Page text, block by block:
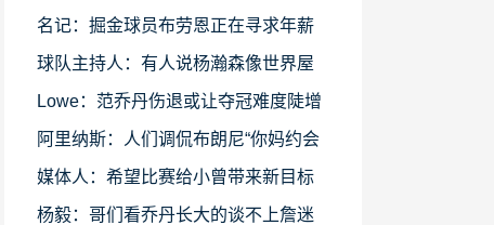
来打战术 把球给他去尝试组织
名记：掘金球员布劳恩正在寻求年薪
2500万左右的续约合同
球队主持人：有人说杨瀚森像世界屋
脊 但后者被选之后很久才来NBA
Lowe：范乔丹伤退或让夺冠难度陡增
KD不能完全解决火箭的3分问题
阿里纳斯：人们调侃布朗尼“你妈约会
你队友” 要是这不是玩笑呢
媒体人：希望比赛给小曾带来新目标
回来继续好好练总有发光时候
杨毅：哥们看乔丹长大的谈不上詹迷